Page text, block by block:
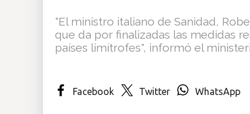
"El ministro italiano de Sanidad,
que da por finalizadas las medidas
países limítrofes", informó el
Facebook Twitter WhatsApp